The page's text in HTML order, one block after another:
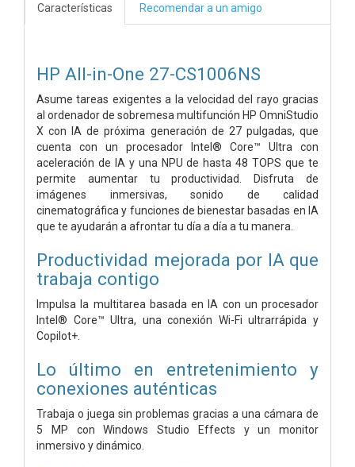
Características Recomendar a un amigo
HP All-in-One 27-CS1006NS
Asume tareas exigentes a la velocidad del rayo gracias
al ordenador de sobremesa multifunción HP OmniStudio
X con IA de próxima generación de 27 pulgadas, que
cuenta con un procesador Intel® Core™ Ultra con
aceleración de IA y una NPU de hasta 48 TOPS que te
permite aumentar tu productividad. Disfruta de
imágenes inmersivas, sonido de calidad
cinematográfica y funciones de bienestar basadas en IA
que te ayudarán a afrontar tu día a día a tu manera.
Productividad mejorada por IA que
trabaja contigo
Impulsa la multitarea basada en IA con un procesador
Intel® Core™ Ultra, una conexión Wi-Fi ultrarrápida y
Copilot+.
Lo último en entretenimiento y
conexiones auténticas
Trabaja o juega sin problemas gracias a una cámara de
5 MP con Windows Studio Effects y un monitor
inmersivo y dinámico.